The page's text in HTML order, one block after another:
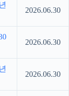
2026.06.30
2026.06.30
2026.06.30